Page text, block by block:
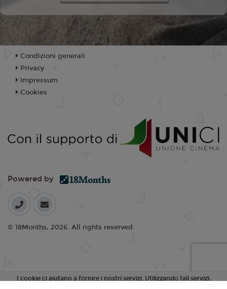
Condizioni generali
Privacy
Impressum
Cookies
Powered by
© 18Months, 2026. All rights reserved
I cookie ci aiutano a fornire i nostri servizi. Utilizzando tali servizi,